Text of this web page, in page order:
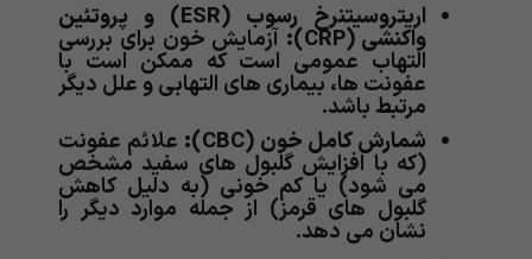
اریتروسیتنرخ رسوب (ESR) و پروتئین
واکنشی (CRP)
: آزمایش خون برای بررسی
التهاب عمومی است که ممکن است با
عفونت ها، بیماری های التهابی و علل دیگر
مرتبط باشد.
شمارش کامل خون (CBC)
: علائم عفونت
(که با افزایش گلبول های سفید مشخص
می شود) یا کم خونی (به دلیل کاهش
گلبول های قرمز) از جمله موارد دیگر را
نشان می دهد.